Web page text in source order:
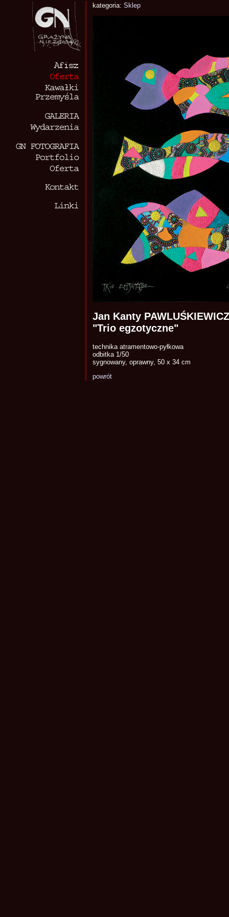
kategoria: Sklep
Jan Kanty
"Trio egzotyczne"
technika atramentowo-pyłkowa
odbitka 1/50
sygnowany, oprawny, 50 x 34 cm
powrót